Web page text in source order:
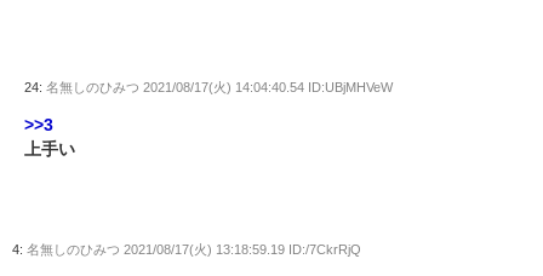
24: 名無しのひみつ 2021/08/17(火) 14:04:40.54 ID:UBjMHVeW
>>3
上手い
4: 名無しのひみつ 2021/08/17(火) 13:18:59.19 ID:/7CkrRjQ